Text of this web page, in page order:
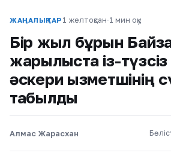
ЖАҢАЛЫҚТАР 1 желтоқсан·1 мин оқу
Бір жыл бұрын
жарылыста із-
әскери қызметшінің
табылды
Алмас Жарасхан